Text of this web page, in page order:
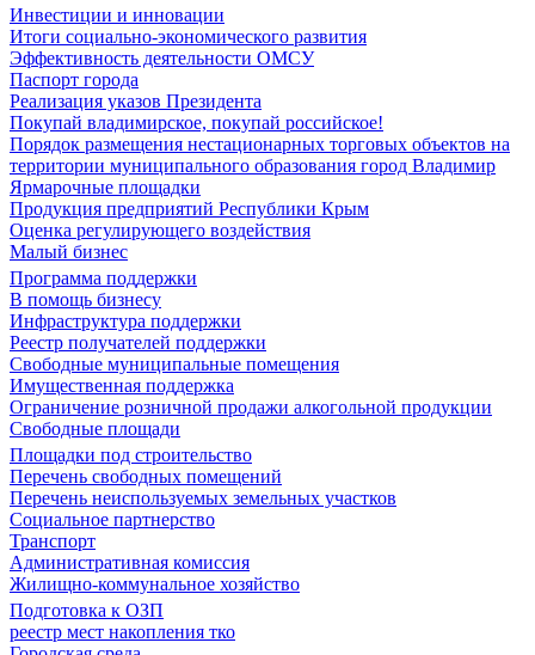
Инвестиции и инновации
Итоги социально-экономического развития
Эффективность деятельности ОМСУ
Паспорт города
Реализация указов Президента
Покупай владимирское, покупай российское!
Порядок размещения нестационарных торговых объектов на
территории муниципального образования город Владимир
Ярмарочные площадки
Продукция предприятий Республики Крым
Оценка регулирующего воздействия
Малый бизнес
Программа поддержки
В помощь бизнесу
Инфраструктура поддержки
Реестр получателей поддержки
Свободные муниципальные помещения
Имущественная поддержка
Ограничение розничной продажи алкогольной продукции
Свободные площади
Площадки под строительство
Перечень свободных помещений
Перечень неиспользуемых земельных участков
Социальное партнерство
Транспорт
Административная комиссия
Жилищно-коммунальное хозяйство
Подготовка к ОЗП
реестр мест накопления тко